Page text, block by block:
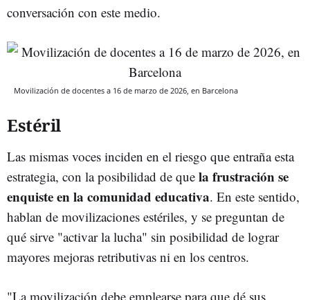
conversación con este medio.
Movilización de docentes a 16 de marzo de 2026, en Barcelona
Estéril
Las mismas voces inciden en el riesgo que entraña esta
estrategia, con la posibilidad de que la frustración se
enquiste en la comunidad educativa. En este sentido,
hablan de movilizaciones estériles, y se preguntan de
qué sirve "activar la lucha" sin posibilidad de lograr
mayores mejoras retributivas ni en los centros.
"La movilización debe emplearse para que dé sus